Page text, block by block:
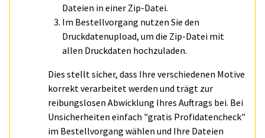
Dateien in einer Zip-Datei.
Im Bestellvorgang nutzen Sie den
Druckdatenupload, um die Zip-Datei mit
allen Druckdaten hochzuladen.
Dies stellt sicher, dass Ihre verschiedenen Motive
korrekt verarbeitet werden und trägt zur
reibungslosen Abwicklung Ihres Auftrags bei. Bei
Unsicherheiten einfach "gratis Profidatencheck"
im Bestellvorgang wählen und Ihre Dateien